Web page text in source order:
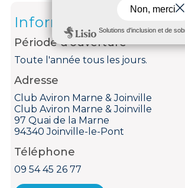
Informations
Période d'ouverture
Toute l'année tous les jours.
Adresse
Club Aviron Marne & Joinville
Club Aviron Marne & Joinville
97 Quai de la Marne
94340 Joinville-le-Pont
Téléphone
09 54 45 26 77